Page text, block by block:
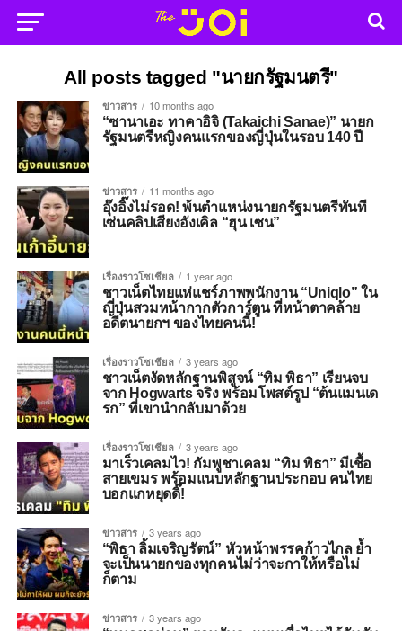
All posts tagged "นายกรัฐมนตรี"
ข่าวสาร 10 months ago
“ซานาเอะ ทาคาอิจิ (Takaichi Sanae)” นายก
รัฐมนตรีหญิงคนแรกของญี่ปุ่นในรอบ 140 ปี
ข่าวสาร 11 months ago
อุ๊งอิ๊งไม่รอด! พ้นตำแหน่งนายกรัฐมนตรีทันที
เซ่นคลิปเสียงอังเคิล “ฮุน เซน”
เรื่องราวโซเชียล 1 year ago
ชาวเน็ตไทยแห่แชร์ภาพพนักงาน “Uniqlo” ใน
ญี่ปุ่นสวมหน้ากากตัวการ์ตูน ที่หน้าตาคล้าย
อดีตนายกฯ ของไทยคนนี้!
เรื่องราวโซเชียล 3 years ago
ชาวเน็ตงัดหลักฐานพิสูจน์ “ทิม พิธา” เรียนจบ
จาก Hogwarts จริง พร้อมโพสต์รูป “ต้นแมนเด
รก” ที่เขานำกลับมาด้วย
เรื่องราวโซเชียล 3 years ago
มาเร็วเคลมไว! กัมพูชาเคลม “ทิม พิธา” มีเชื้อ
สายเขมร พร้อมแนบหลักฐานประกอบ คนไทย
บอกแกหยุดดิ๊!
ข่าวสาร 3 years ago
“พิธา ลิ้มเจริญรัตน์” หัวหน้าพรรคก้าวไกล ย้ำ
จะเป็นนายกของทุกคนไม่ว่าจะกาให้หรือไม่
ก็ตาม
ข่าวสาร 3 years ago